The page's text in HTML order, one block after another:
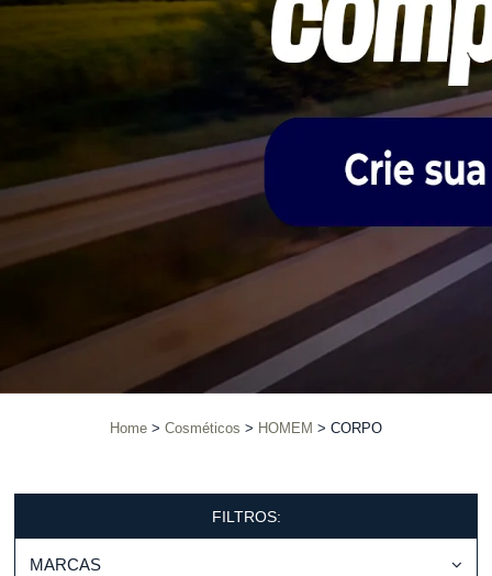
Home Cosméticos HOMEM CORPO
FILTROS:
MARCAS